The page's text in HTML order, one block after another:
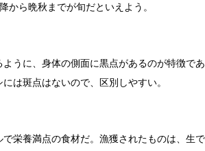
から晩秋までが旬だといえよう。
うに、身体の側面に黒点があるのが特徴で
は斑点はないので、区別しやすい。
栄養満点の食材だ。漁獲されたものは、生